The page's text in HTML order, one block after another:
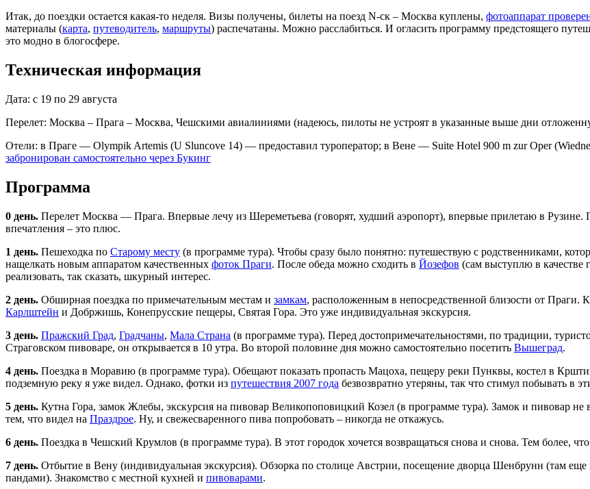
Итак, до поездки остается какая-то неделя. Визы получены, билеты на поезд N-ск – Москва куплены, фотоаппарат
материалы (карта, путеводитель, маршруты) распечатаны. Можно расслабиться. И огласить программу предстоящего
это модно в блогосфере.
Техническая информация
Дата: с 19 по 29 августа
Перелет: Москва – Прага – Москва, Чешскими авиалиниями (надеюсь, пилоты не устроят в указанные выше дни
Отели: в Праге — Olympik Artemis (U Sluncove 14) — предоставил туроператор; в Вене — Suite Hotel 900 m zur Oper
забронирован самостоятельно через Букинг
Программа
0 день. Перелет Москва — Прага. Впервые лечу из Шереметьева (говорят, худший аэропорт), впервые прилетаю в
впечатления – это плюс.
1 день. Пешеходка по Старому месту (в программе тура). Чтобы сразу было понятно: путешествую с родственниками,
нащелкать новым аппаратом качественных фоток Праги. После обеда можно сходить в Йозефов (сам выступлю в качестве
реализовать, так сказать, шкурный интерес.
2 день. Обширная поездка по примечательным местам и замкам, расположенным в непосредственной близости от
Карлштейн и Добржишь, Конепрусские пещеры, Святая Гора. Это уже индивидуальная экскурсия.
3 день. Пражский Град, Градчаны, Мала Страна (в программе тура). Перед достопримечательностями, по традиции,
Страговском пивоваре, он открывается в 10 утра. Во второй половине дня можно самостоятельно посетить Вышеград.
4 день. Поездка в Моравию (в программе тура). Обещают показать пропасть Мацоха, пещеру реки Пунквы, костел в
подземную реку я уже видел. Однако, фотки из путешествия 2007 года безвозвратно утеряны, так что стимул побывать в
5 день. Кутна Гора, замок Жлебы, экскурсия на пивовар Великопоповицкий Козел (в программе тура). Замок и пивовар не
тем, что видел на Праздрое. Ну, и свежесваренного пива попробовать – никогда не откажусь.
6 день. Поездка в Чешский Крумлов (в программе тура). В этот городок хочется возвращаться снова и снова. Тем более,
7 день. Отбытие в Вену (индивидуальная экскурсия). Обзорка по столице Австрии, посещение дворца Шенбрунн (там
пандами). Знакомство с местной кухней и пивоварами.